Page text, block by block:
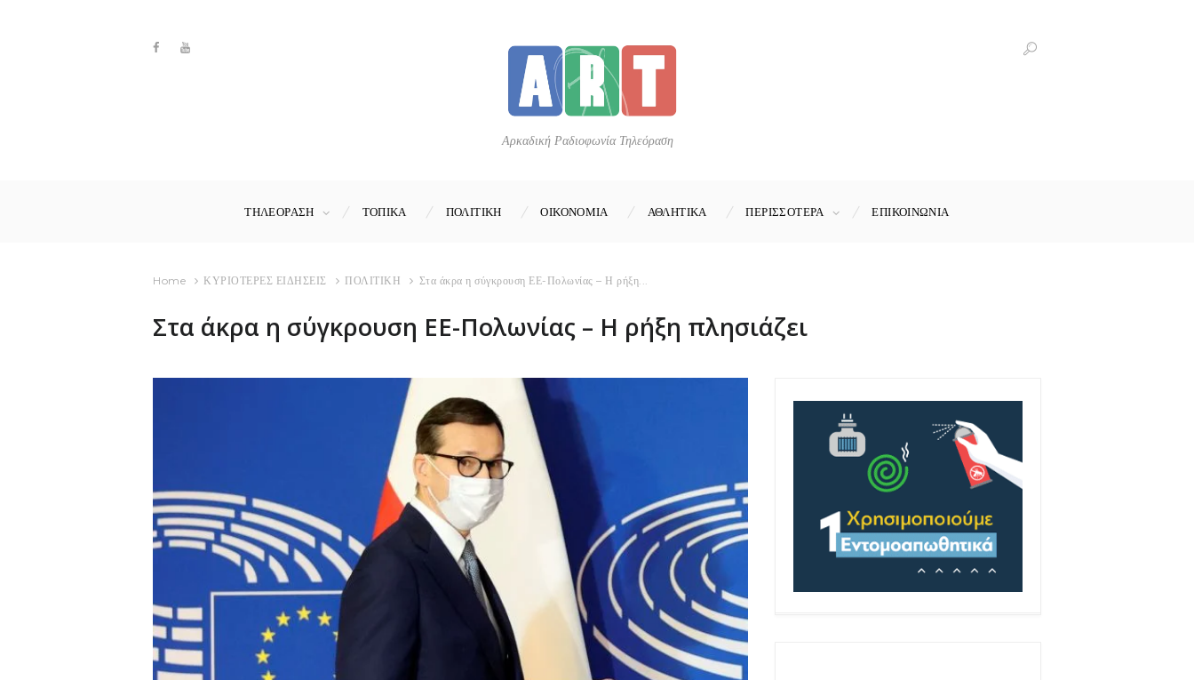
Αρκαδική Ραδιοφωνία Τηλεόραση
ΤΗΛΕΟΡΑΣΗ ΤΟΠΙΚΑ ΠΟΛΙΤΙΚΗ ΟΙΚΟΝΟΜΙΑ ΑΘΛΗΤΙΚΑ ΠΕΡΙΣΣΟΤΕΡΑ ΕΠΙΚΟΙΝΩΝΊΑ
Home ΚΥΡΙΟΤΕΡΕΣ ΕΙΔΗΣΕΙΣ ΠΟΛΙΤΙΚΗ Στα άκρα η σύγκρουση ΕΕ-Πολωνίας – Η ρήξη...
Στα άκρα η σύγκρουση ΕΕ-Πολωνίας – Η ρήξη πλησιάζει